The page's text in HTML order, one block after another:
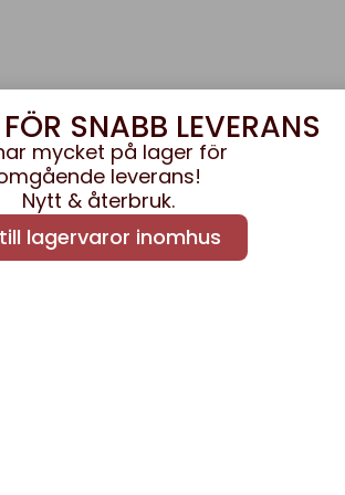
SNABB LEVERANS
mycket på lager för
leverans!
Nytt & återbruk.
till lagervaror inomhus